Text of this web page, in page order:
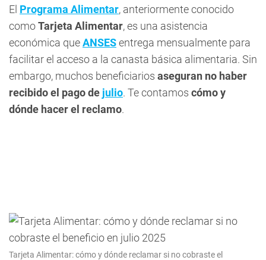
El Programa Alimentar, anteriormente conocido
comoTarjeta Alimentar, es una asistencia
económica queANSESentrega mensualmente para
facilitar el acceso a la canasta básica alimentaria. Sin
embargo, muchos beneficiarios aseguran no haber
recibido el pago de julio. Te contamos cómo y
dónde hacer el reclamo.
Tarjeta Alimentar: cómo y dónde reclamar si no cobraste el